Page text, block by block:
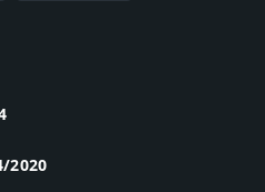
2020